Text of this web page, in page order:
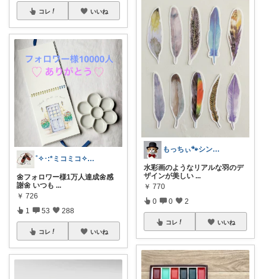
コレ いいね
˚✧･:*ミコミコ✧₊⁎･:*thx☺︎
🌼フォロワー様1万人達成🌼感
謝🌼 いつも ...
￥ 726
1 53 288
コレ いいね
もっちぃ🐾シンプルライフwithネコ
水彩画のようなリアルな羽のデ
ザインが美しい ...
￥ 770
0 0 2
コレ いいね